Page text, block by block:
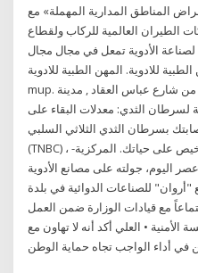
المناطق المدارية المهملة» مع
الطيران العالمية للركاب ولقطاع
لصناعة الأدوية تمعل في مجال مجال
للادوية. المهن الطبية للادوية \
mup. العنوان: شارع محمد حسن الجمال من شارع عباس العقاد , مدينة
لسرطان الثدي: معدلات البقاء على
تشخيص إصابتك بسرطان الثدي الثلاثي السلبي
(TNBC) ، فقد تتساءل كيف سيؤثر هذا التشخيص على حياتك. المركزية-
اليوم، جولته على مصانع الأدوية
"أروان" للصناعات الدوائية في بلدة
مع قيادات الوزارة ضمن العمل
الأمنية • العلي أكد أنه لا تهاون مع
في أداء الواجب تجاه حماية الوطن